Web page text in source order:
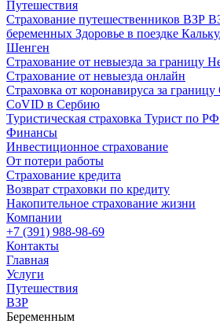
Путешествия
Страхование путешественников ВЗР
беременных Здоровье в поездке
Шенген
Страхование от невыезда за границу
Страхование от невыезда онлайн
Страховка от коронавируса за границу
CoVID в Сербию
Туристическая страховка Турист по РФ
Финансы
Инвестиционное страхование
От потери работы
Страхование кредита
Возврат страховки по кредиту
Накопительное страхование жизни
Компании
+7 (391) 988-98-69
Контакты
Главная
Услуги
Путешествия
ВЗР
Беременным